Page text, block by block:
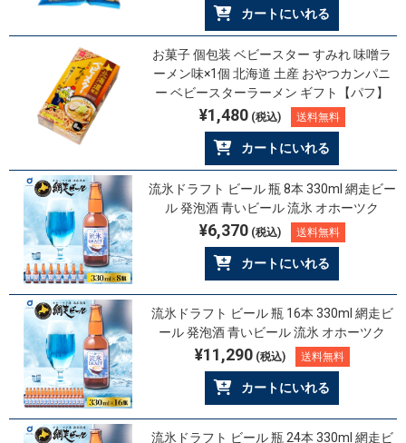
カートにいれる
お菓子 個包装 ベビースター すみれ 味噌ラ
ーメン味×1個 北海道 土産 おやつカンパニ
ー ベビースターラーメン ギフト【パフ】
¥1,480(税込) 送料無料
カートにいれる
流氷ドラフト ビール 瓶 8本 330ml 網走ビー
ル 発泡酒 青いビール 流氷 オホーツク
¥6,370(税込) 送料無料
カートにいれる
流氷ドラフト ビール 瓶 16本 330ml 網走ビ
ール 発泡酒 青いビール 流氷 オホーツク
¥11,290(税込) 送料無料
カートにいれる
流氷ドラフト ビール 瓶 24本 330ml 網走ビ